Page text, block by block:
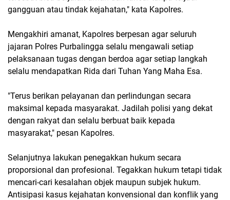
gangguan atau tindak kejahatan," kata Kapolres.
Mengakhiri amanat, Kapolres berpesan agar seluruh
jajaran Polres Purbalingga selalu mengawali setiap
pelaksanaan tugas dengan berdoa agar setiap langkah
selalu mendapatkan Rida dari Tuhan Yang Maha Esa.
"Terus berikan pelayanan dan perlindungan secara
maksimal kepada masyarakat. Jadilah polisi yang dekat
dengan rakyat dan selalu berbuat baik kepada
masyarakat," pesan Kapolres.
Selanjutnya lakukan penegakkan hukum secara
proporsional dan profesional. Tegakkan hukum tetapi tidak
mencari-cari kesalahan objek maupun subjek hukum.
Antisipasi kasus kejahatan konvensional dan konflik yang